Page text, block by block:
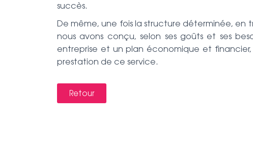
succès.
De même, une fois la structure déterminée, en
nous avons conçu, selon ses goûts et ses
entreprise et un plan économique et
prestation de ce service.
Retour